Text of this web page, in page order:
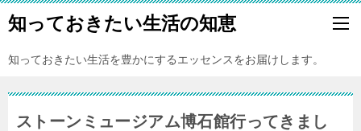
知っておきたい生活の知恵
知っておきたい生活を豊かにするエッセンスをお届けします。
ストーンミュージアム博石館行ってきまし